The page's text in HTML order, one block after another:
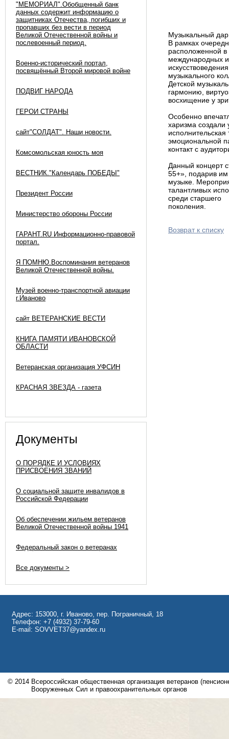
"МЕМОРИАЛ".Обобщенный банк
данных содержит информацию о
защитниках Отечества, погибших и
пропавших без вести в период
Великой Отечественной войны и
послевоенный период.
Военно-исторический портал,
посвящённый Второй мировой войне
ПОДВИГ НАРОДА
ГЕРОИ СТРАНЫ
сайт"СОЛДАТ". Наши новости.
Комсомольская юность моя
ВЕСТНИК."Календарь ПОБЕДЫ"
Президент России
Министерство обороны России
ГАРАНТ.RU Информационно-правовой
портал.
Я ПОМНЮ.Воспоминания ветеранов
Великой Отечественной войны.
Музей военно-транспортной авиации
г.Иваново
сайт ВЕТЕРАНСКИЕ ВЕСТИ
КНИГА ПАМЯТИ ИВАНОВСКОЙ
ОБЛАСТИ
Ветеранская организация УФСИН
КРАСНАЯ ЗВЕЗДА - газета
Документы
О ПОРЯДКЕ И УСЛОВИЯХ
ПРИСВОЕНИЯ ЗВАНИЙ
О социальной защите инвалидов в
Российской Федерации
Об обеспечении жильем ветеранов
Великой Отечественной войны 1941
Федеральный закон о ветеранах
Все документы >
Музыкальный
В рамках
расположенной в
международных и
музыкального
Детской
гармонию,
восхищение у
Особенно
харизма создали
эмоциональной
контакт с
Данный концерт
55+», подарив им
музыке.
талантливых
среди старшего
Возврат к списку
Адрес: 153000, г. Иваново, пер. Пограничный, 18
Телефон: +7 (4932) 37-79-60
E-mail: SOVVET37@yandex.ru
© 2014 Всероссийская общественная организация ветеранов
Вооруженных Сил и правоохранительных органов